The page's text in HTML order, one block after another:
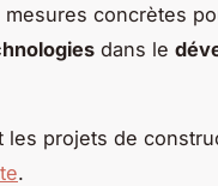
concrètes
dans le
projets de
.